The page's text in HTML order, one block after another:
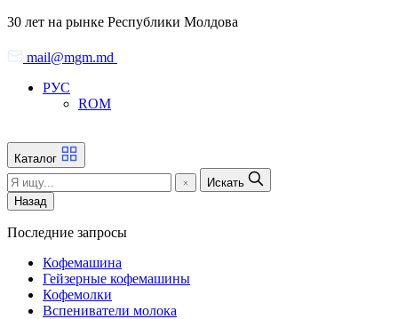
Skip
the
content
30 лет на рынке Республики Молдова
mail@mgm.md
РУС
ROM
Каталог
Искать
Назад
Последние запросы
Кофемашина
Гейзерные кофемашины
Кофемолки
Вспениватели молока